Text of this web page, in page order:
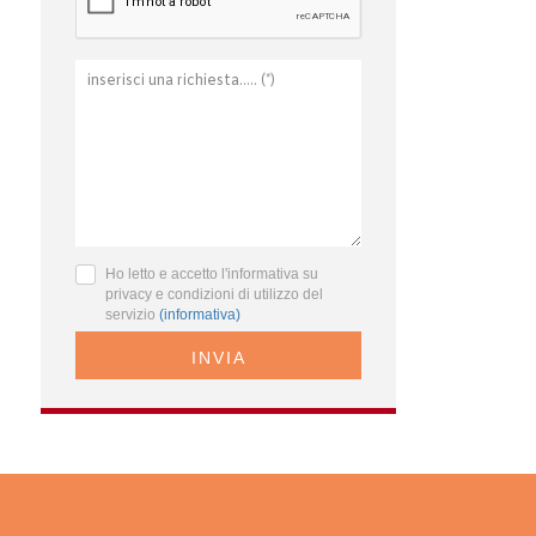
Ho letto e accetto l'informativa su
privacy e condizioni di utilizzo del
servizio (informativa)
INVIA